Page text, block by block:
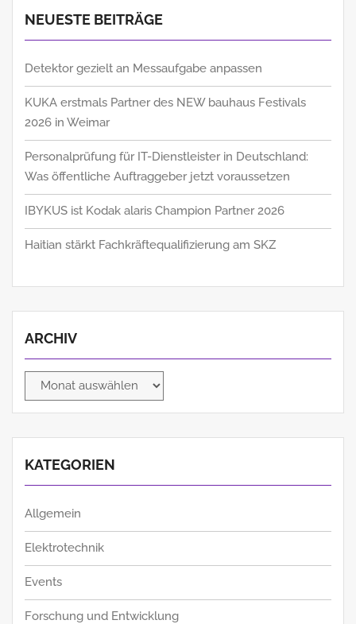
NEUESTE BEITRÄGE
Detektor gezielt an Messaufgabe anpassen
KUKA erstmals Partner des NEW bauhaus Festivals
2026 in Weimar
Personalprüfung für IT-Dienstleister in Deutschland:
Was öffentliche Auftraggeber jetzt voraussetzen
IBYKUS ist Kodak alaris Champion Partner 2026
Haitian stärkt Fachkräftequalifizierung am SKZ
ARCHIV
Archiv
KATEGORIEN
Allgemein
Elektrotechnik
Events
Forschung und Entwicklung